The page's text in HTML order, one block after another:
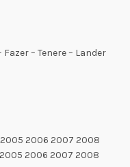
– Tenere – Lander
2005 2006 2007 2008
2006 2007 2008